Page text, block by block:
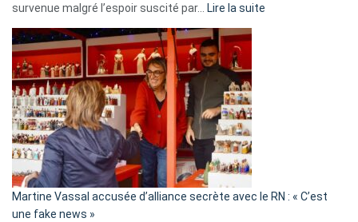
survenue malgré l’espoir suscité par… Lire la suite
Algérie
Martine Vassal accusée d’alliance secrète avec le RN : « C’est
une fake news »